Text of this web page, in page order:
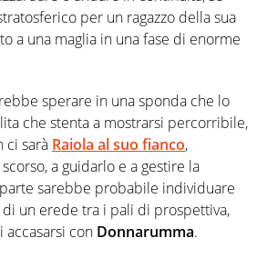
per un ragazzo della sua
a una maglia in una fase di enorme
sperare in una sponda che lo
che stenta a mostrarsi percorribile,
ci sarà Raiola al suo fianco,
a guidarlo e a gestire la
sarebbe probabile individuare
di un erede tra i pali di prospettiva,
con Donnarumma.